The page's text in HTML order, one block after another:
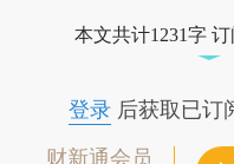
本文共计1231字
登录后获取已订
财新通会员